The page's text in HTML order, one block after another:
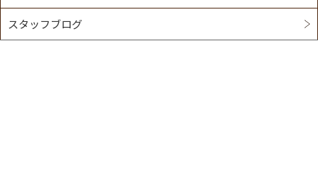
スタッフブログ